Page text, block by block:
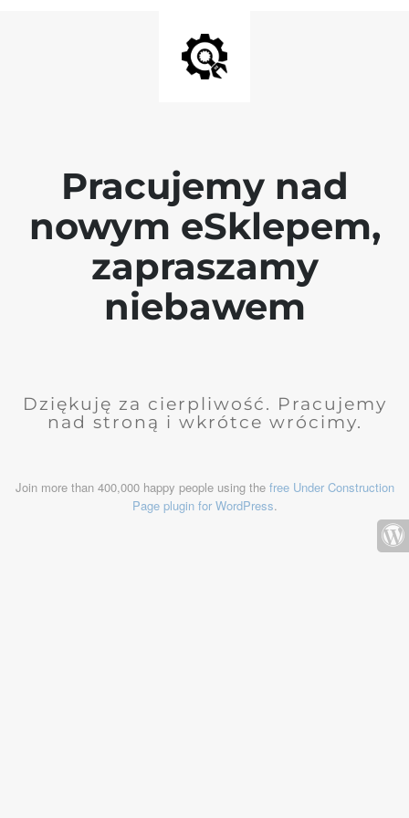
Pracujemy nad
nowym eSklepem,
zapraszamy
niebawem
Dziękuję za cierpliwość. Pracujemy
nad stroną i wkrótce wrócimy.
Join more than 400,000 happy people using the free Under Construction
Page plugin for WordPress.